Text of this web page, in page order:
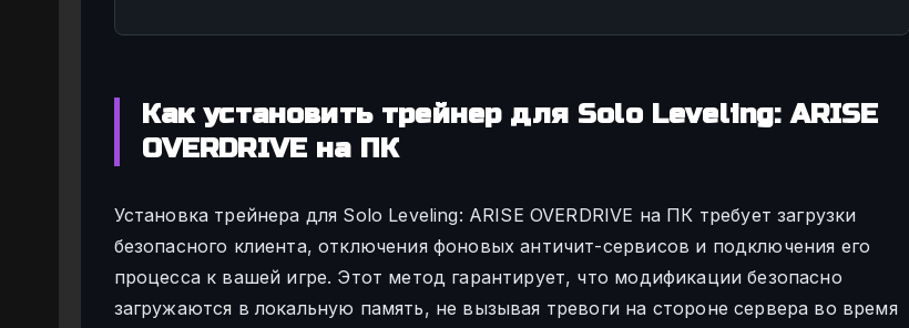
Как установить трейнер для Solo Leveling: ARISE
OVERDRIVE на ПК
Установка трейнера для Solo Leveling: ARISE OVERDRIVE на ПК требует загрузки
безопасного клиента, отключения фоновых античит-сервисов и подключения его
процесса к вашей игре. Этот метод гарантирует, что модификации безопасно
загружаются в локальную память, не вызывая тревоги на стороне сервера во время